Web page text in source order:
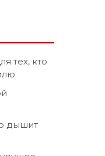
тех, кто
дышит